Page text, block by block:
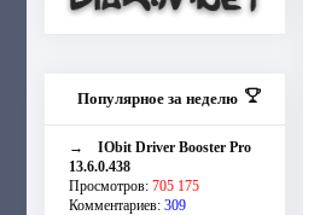
Популярное за неделю
→ IObit Driver Booster Pro
13.6.0.438
Просмотров: 705 175
Комментариев: 309